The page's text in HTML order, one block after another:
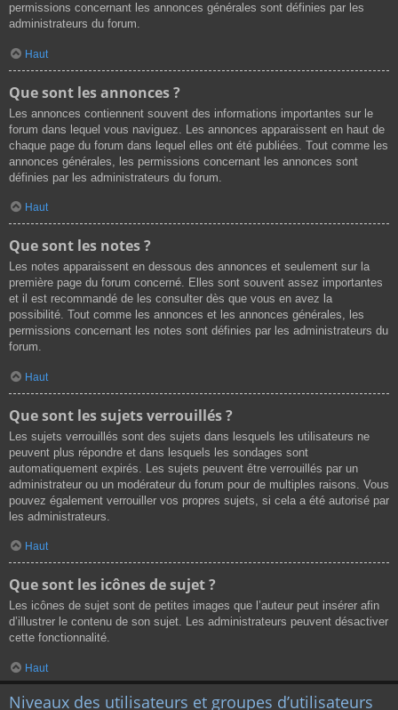
permissions concernant les annonces générales sont définies par les
administrateurs du forum.
Haut
Que sont les annonces ?
Les annonces contiennent souvent des informations importantes sur le
forum dans lequel vous naviguez. Les annonces apparaissent en haut de
chaque page du forum dans lequel elles ont été publiées. Tout comme les
annonces générales, les permissions concernant les annonces sont
définies par les administrateurs du forum.
Haut
Que sont les notes ?
Les notes apparaissent en dessous des annonces et seulement sur la
première page du forum concerné. Elles sont souvent assez importantes
et il est recommandé de les consulter dès que vous en avez la
possibilité. Tout comme les annonces et les annonces générales, les
permissions concernant les notes sont définies par les administrateurs du
forum.
Haut
Que sont les sujets verrouillés ?
Les sujets verrouillés sont des sujets dans lesquels les utilisateurs ne
peuvent plus répondre et dans lesquels les sondages sont
automatiquement expirés. Les sujets peuvent être verrouillés par un
administrateur ou un modérateur du forum pour de multiples raisons. Vous
pouvez également verrouiller vos propres sujets, si cela a été autorisé par
les administrateurs.
Haut
Que sont les icônes de sujet ?
Les icônes de sujet sont de petites images que l’auteur peut insérer afin
d’illustrer le contenu de son sujet. Les administrateurs peuvent désactiver
cette fonctionnalité.
Haut
Niveaux des utilisateurs et groupes d’utilisateurs